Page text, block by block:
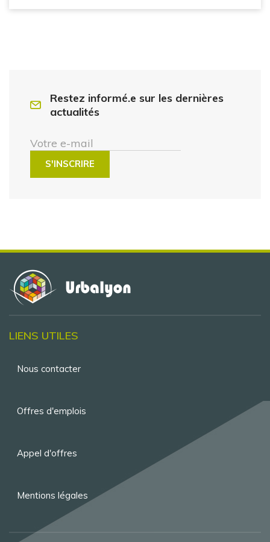
Restez informé.e sur les dernières
actualités
Votre e-mail
LIENS UTILES
Menu
de
Nous contacter
Offres d'emplois
Appel d'offres
Mentions légales